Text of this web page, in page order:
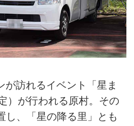
が訪れるイベント「星ま
）が行われる原村。その
し、「星の降る里」とも